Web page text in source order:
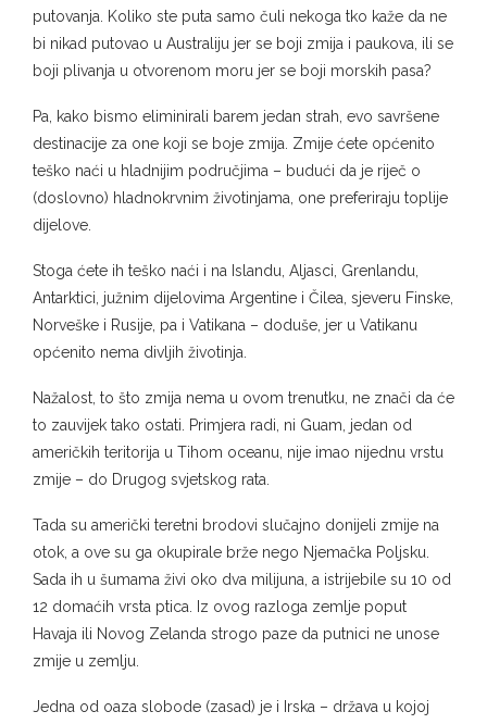
putovanja. Koliko ste puta samo čuli nekoga tko kaže da ne
bi nikad putovao u Australiju jer se boji zmija i paukova, ili se
boji plivanja u otvorenom moru jer se boji morskih pasa?
Pa, kako bismo eliminirali barem jedan strah, evo savršene
destinacije za one koji se boje zmija. Zmije ćete općenito
teško naći u hladnijim područjima – budući da je riječ o
(doslovno) hladnokrvnim životinjama, one preferiraju toplije
dijelove.
Stoga ćete ih teško naći i na Islandu, Aljasci, Grenlandu,
Antarktici, južnim dijelovima Argentine i Čilea, sjeveru Finske,
Norveške i Rusije, pa i Vatikana – doduše, jer u Vatikanu
općenito nema divljih životinja.
Nažalost, to što zmija nema u ovom trenutku, ne znači da će
to zauvijek tako ostati. Primjera radi, ni Guam, jedan od
američkih teritorija u Tihom oceanu, nije imao nijednu vrstu
zmije – do Drugog svjetskog rata.
Tada su američki teretni brodovi slučajno donijeli zmije na
otok, a ove su ga okupirale brže nego Njemačka Poljsku.
Sada ih u šumama živi oko dva milijuna, a istrijebile su 10 od
12 domaćih vrsta ptica. Iz ovog razloga zemlje poput
Havaja ili Novog Zelanda strogo paze da putnici ne unose
zmije u zemlju.
Jedna od oaza slobode (zasad) je i Irska – država u kojoj